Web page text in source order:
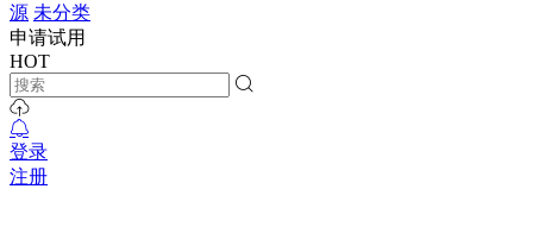
源 未分类
申请试用
HOT
登录
注册